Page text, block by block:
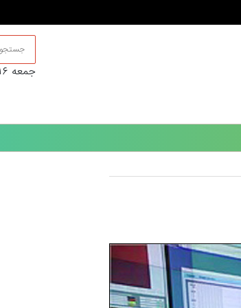
جمعه ۱۶ مرداد ۱۴۰۵